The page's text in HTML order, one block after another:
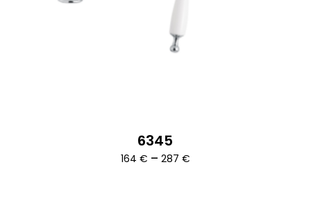
6345
164 € – 287 €Ártartomány: